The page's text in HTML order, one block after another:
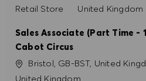
Kategorie
Retail Store United Kingdom
Sales Associate (Part Time -
Cabot Circus
Ort Bristol, GB-BST, United
United Kingdom